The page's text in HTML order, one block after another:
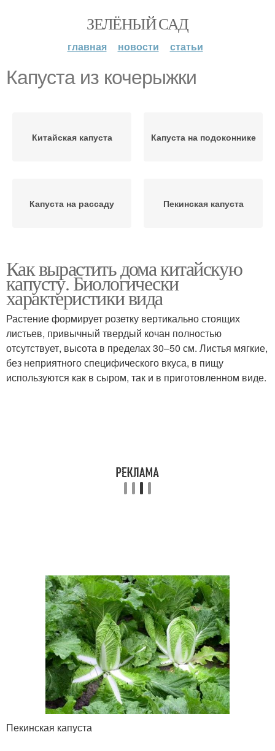
ЗЕЛЁНЫЙ САД
главная новости статьи
Капуста из кочерыжки
Китайская капуста Капуста на подоконнике
Капуста на рассаду Пекинская капуста
Как вырастить дома китайскую
капусту. Биологически
характеристики вида
Растение формирует розетку вертикально стоящих
листьев, привычный твердый кочан полностью
отсутствует, высота в пределах 30–50 см. Листья мягкие,
без неприятного специфического вкуса, в пищу
используются как в сыром, так и в приготовленном виде.
Пекинская капуста